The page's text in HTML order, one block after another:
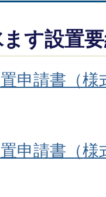
す設置
申請書（様
申請書（